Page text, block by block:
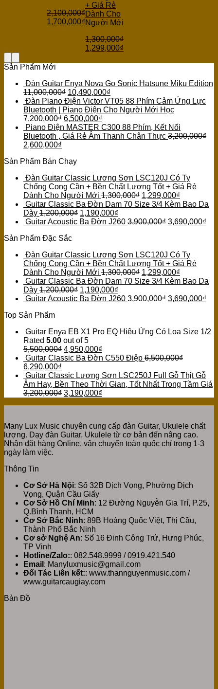
2,100,000₫
1,700,000₫
+ Giá Rẻ
Dành Cho
Người Mới
1,300,000₫
1,299,000₫
Sản Phẩm Mới
Đàn Guitar Enya Nova Go Sonic Hatsune Miku Edition
11,000,000₫ 10,490,000₫
Đàn Piano Điện Victor VT05 88 Phím Cảm Ứng Lực
Bluetooth | Piano Điện Cho Người Mới Học
7,200,000₫ 6,500,000₫
Piano Điện MASTER C300 88 Phím, Kết Nối
Bluetooth , Giá Rẻ Âm Thanh Chân Thực 3,200,000₫
2,600,000₫
Sản Phẩm Bán Chạy
Đàn Guitar Classic Lương Sơn LSC120J Có Ty
Chống Cong Cần + Bền Chất Lượng Tốt + Giá Rẻ
Dành Cho Người Mới 1,300,000₫ 1,299,000₫
Guitar Classic Ba Đờn Dam 70 Size 3/4 Kèm Bao Da
Dày 1,200,000₫ 1,190,000₫
Guitar Acoustic Ba Đờn J260 3,900,000₫ 3,690,000₫
Sản Phẩm Đặc Sắc
Đàn Guitar Classic Lương Sơn LSC120J Có Ty
Chống Cong Cần + Bền Chất Lượng Tốt + Giá Rẻ
Dành Cho Người Mới 1,300,000₫ 1,299,000₫
Guitar Classic Ba Đờn Dam 70 Size 3/4 Kèm Bao Da
Dày 1,200,000₫ 1,190,000₫
Guitar Acoustic Ba Đờn J260 3,900,000₫ 3,690,000₫
Top Sản Phẩm
Guitar Enya EB X1 Pro EQ Hiệu Ứng Có Loa Size 1/2
Rated 5.00 out of 5
5,500,000₫ 4,950,000₫
Guitar Classic Ba Đờn C550 Điệp 6,500,000₫
6,290,000₫
Guitar Classic Lương Sơn LSC250J Full Gỗ Thịt Gỗ
Âm Hay, Bền Theo Thời Gian, Tốt Nhất Trong Tầm Giá
3,200,000₫ 3,190,000₫
Many Lux Music chuyên cung cấp đàn Guitar, Ukulele chất
lượng. Dạy đàn Guitar, Ukulele từ cơ bản đến nâng cao.
Nhận đặt hàng Online, vận chuyển toàn quốc chỉ trong 1-3
ngày làm việc.
Thông Tin
Cơ Sở Hà Nội: Số 32B Dịch Vọng, Phường Dịch
Vọng, Quận Cầu Giấy
Cơ Sở Hồ Chí Minh: 12 Đường Nguyễn Gia Trí, P.25,
Q.Bình Thạnh, HCM
Cơ Sở Bắc Ninh: 89B Hoàng Quốc Việt, Thị Cầu,
Thành Phố Bắc Ninh
Cơ sở Nghệ An: Số 16 Đinh Công Trứ, Hưng Phúc,
TP Vinh
Hotline/Zalo:: 082.548.9999 / 0919.421.540
Email : Manyluxmusic@gmail.com
Đối Tác Liên kết:: www.thannguyenmusic.com /
www.guitarcaugiay.com
Bản Đồ